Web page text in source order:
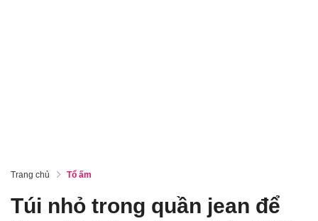
Trang chủ Tổ ấm
Túi nhỏ trong quần jean để